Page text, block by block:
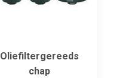
Oliefiltergereeds
chap